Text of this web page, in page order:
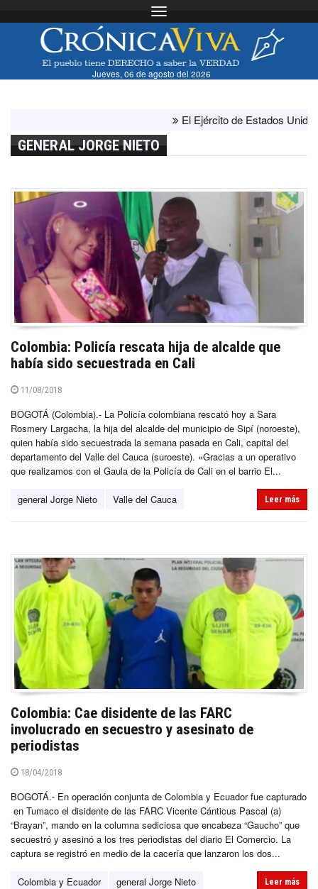
Toggle navigation
Jueves, 06 de agosto del 2026
El Ejército de Estados Unidos
GENERAL JORGE NIETO
Colombia: Policía rescata hija de alcalde que
había sido secuestrada en Cali
11/08/2018
BOGOTÁ (Colombia).- La Policía colombiana rescató hoy a Sara
Rosmery Largacha, la hija del alcalde del municipio de Sipí (noroeste),
quien había sido secuestrada la semana pasada en Cali, capital del
departamento del Valle del Cauca (suroeste). «Gracias a un operativo
que realizamos con el Gaula de la Policía de Cali en el barrio El...
general Jorge Nieto Valle del Cauca Leer más
Colombia: Cae disidente de las FARC
involucrado en secuestro y asesinato de
periodistas
18/04/2018
BOGOTÁ.- En operación conjunta de Colombia y Ecuador fue capturado
en Tumaco el disidente de las FARC Vicente Cánticus Pascal (a)
“Brayan”, mando en la columna sediciosa que encabeza “Gaucho” que
secuestró y asesinó a los tres periodistas del diario El Comercio. La
captura se registró en medio de la cacería que lanzaron los dos...
Colombia y Ecuador general Jorge Nieto Leer más